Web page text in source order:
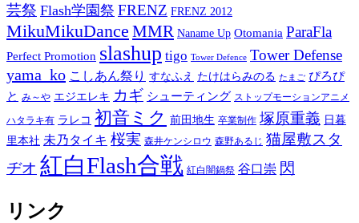
芸祭 Flash学園祭 FRENZ FRENZ 2012
MikuMikuDance MMR Naname Up Otomania ParaFla
Perfect Promotion slashup tigo Tower Defence Tower Defense
yama_ko こしあん祭り すなふえ たけはらみのる たまご ぴろぴ
と み～や エジエレキ カギ シューティング ストップモーションアニメ
ハタラキ有 ラレコ 初音ミク 前田地生 卒業制作 塚原重義 日暮
里本社 未乃タイキ 桜実 森井ケンシロウ 森野あるじ 猫屋敷スタ
ヂオ 紅白Flash合戦 紅白闇鍋祭 谷口崇 閃
リンク